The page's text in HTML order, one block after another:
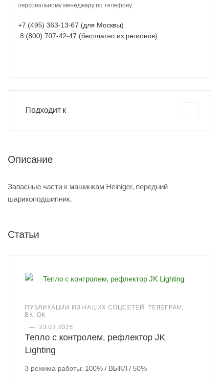
персональному менеджеру по телефону:
+7 (495) 363-13-67 (для Москвы)
8 (800) 707-42-47 (бесплатно из регионов)
Подходит к
Описание
Запасные части к машинкам Heiniger, передний
шарикоподшипник.
Статьи
ПУБЛИКАЦИИ ИЗ НАШИХ СОЦСЕТЕЙ: ТЕЛЕГРАМ,
ВК, ОК
—
23.03.2026
Тепло с контролем, рефлектор JK
Lighting
3 режима работы: 100% / ВЫКЛ / 50%